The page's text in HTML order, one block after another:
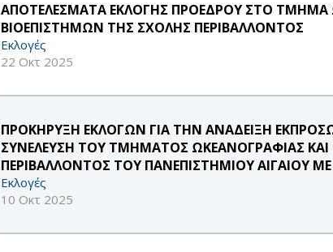
ΑΠΟΤΕΛΕΣΜΑΤΑ ΕΚΛΟΓΗΣ ΠΡΟΕΔΡΟΥ ΣΤΟ ΤΜΗΜΑ
ΒΙΟΕΠΙΣΤΗΜΩΝ ΤΗΣ ΣΧΟΛΗΣ ΠΕΡΙΒΑΛΛΟΝΤΟΣ
Εκλογές
22 Οκτ 2025
ΠΡΟΚΗΡΥΞΗ ΕΚΛΟΓΩΝ ΓΙΑ ΤΗΝ ΑΝΑΔΕΙΞΗ
ΣΥΝΕΛΕΥΣΗ ΤΟΥ ΤΜΗΜΑΤΟΣ ΩΚΕΑΝΟΓΡΑΦΙΑΣ
ΠΕΡΙΒΑΛΛΟΝΤΟΣ ΤΟΥ ΠΑΝΕΠΙΣΤΗΜΙΟΥ ΑΙΓΑΙΟΥ ΜΕ
Εκλογές
10 Οκτ 2025